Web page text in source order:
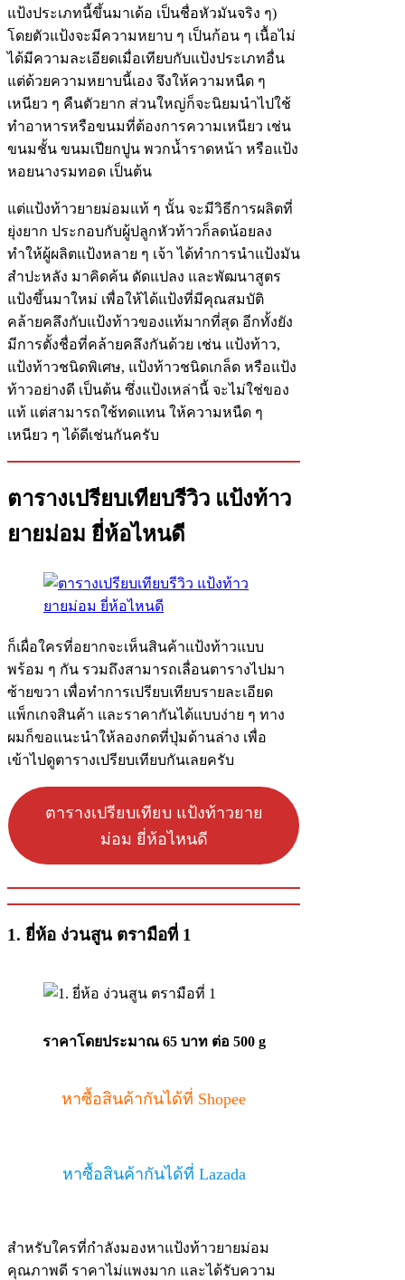
แป้งประเภทนี้ขึ้นมาเด้อ เป็นชื่อหัวมันจริง ๆ)
โดยตัวแป้งจะมีความหยาบ ๆ เป็นก้อน ๆ เนื้อไม่
ได้มีความละเอียดเมื่อเทียบกับแป้งประเภทอื่น
แต่ด้วยความหยาบนี้เอง จึงให้ความหนืด ๆ
เหนียว ๆ คืนตัวยาก ส่วนใหญ่ก็จะนิยมนำไปใช้
ทำอาหารหรือขนมที่ต้องการความเหนียว เช่น
ขนมชั้น ขนมเปียกปูน พวกน้ำราดหน้า หรือแป้ง
หอยนางรมทอด เป็นต้น
แต่แป้งท้าวยายม่อมแท้ ๆ นั้น จะมีวิธีการผลิตที่
ยุ่งยาก ประกอบกับผู้ปลูกหัวท้าวก็ลดน้อยลง
ทำให้ผู้ผลิตแป้งหลาย ๆ เจ้า ได้ทำการนำแป้งมัน
สำปะหลัง มาคิดค้น ดัดแปลง และพัฒนาสูตร
แป้งขึ้นมาใหม่ เพื่อให้ได้แป้งที่มีคุณสมบัติ
คล้ายคลึงกับแป้งท้าวของแท้มากที่สุด อีกทั้งยัง
มีการตั้งชื่อที่คล้ายคลึงกันด้วย เช่น แป้งท้าว,
แป้งท้าวชนิดพิเศษ, แป้งท้าวชนิดเกล็ด หรือแป้ง
ท้าวอย่างดี เป็นต้น ซึ่งแป้งเหล่านี้ จะไม่ใช่ของ
แท้ แต่สามารถใช้ทดแทน ให้ความหนืด ๆ
เหนียว ๆ ได้ดีเช่นกันครับ
ตารางเปรียบเทียบรีวิว แป้งท้าว
ยายม่อม ยี่ห้อไหนดี
ก็เผื่อใครที่อยากจะเห็นสินค้าแป้งท้าวแบบ
พร้อม ๆ กัน รวมถึงสามารถเลื่อนตารางไปมา
ซ้ายขวา เพื่อทำการเปรียบเทียบรายละเอียด
แพ็กเกจสินค้า และราคากันได้แบบง่าย ๆ ทาง
ผมก็ขอแนะนำให้ลองกดที่ปุ่มด้านล่าง เพื่อ
เข้าไปดูตารางเปรียบเทียบกันเลยครับ
ตารางเปรียบเทียบ แป้งท้าวยาย
ม่อม ยี่ห้อไหนดี
1. ยี่ห้อ ง่วนสูน ตรามือที่ 1
ราคาโดยประมาณ 65 บาท ต่อ 500 g
หาซื้อสินค้ากันได้ที่ Shopee
หาซื้อสินค้ากันได้ที่ Lazada
สำหรับใครที่กำลังมองหาแป้งท้าวยายม่อม
คุณภาพดี ราคาไม่แพงมาก และได้รับความ